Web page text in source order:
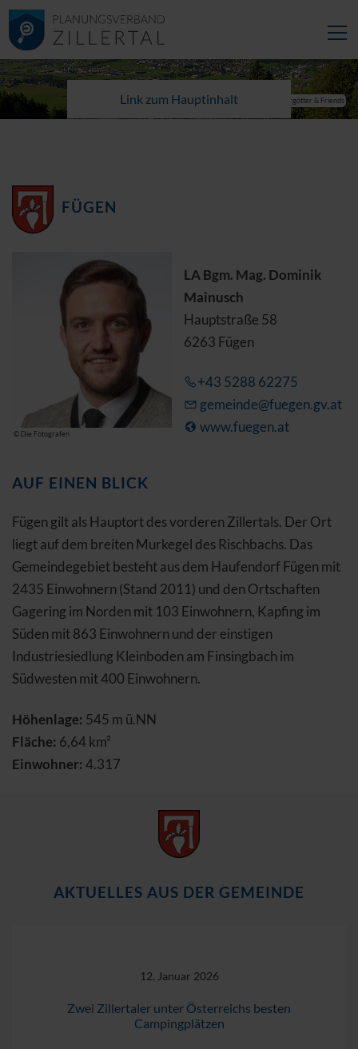
Link zum Hauptinhalt © Wörgötter & Friends
FÜGEN
© Die Fotografen
LA Bgm. Mag. Dominik
Mainusch
Hauptstraße 58
6263 Fügen
+43 5288 62275
gemeinde@fuegen.gv.at
www.fuegen.at
AUF EINEN BLICK
Fügen gilt als Hauptort des vorderen Zillertals. Der Ort
liegt auf dem breiten Murkegel des Rischbachs. Das
Gemeindegebiet besteht aus dem Haufendorf Fügen mit
2435 Einwohnern (Stand 2011) und den Ortschaften
Gagering im Norden mit 103 Einwohnern, Kapfing im
Süden mit 863 Einwohnern und der einstigen
Industriesiedlung Kleinboden am Finsingbach im
Südwesten mit 400 Einwohnern.
Höhenlage: 545 m ü.NN
Fläche: 6,64 km²
Einwohner:4.317
AKTUELLES AUS DER GEMEINDE
12. Januar 2026
Zwei Zillertaler unter Österreichs besten
Campingplätzen